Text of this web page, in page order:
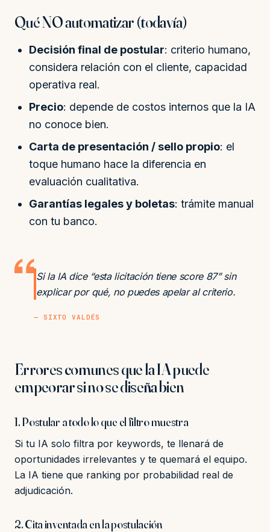
Qué NO automatizar (todavía)
Decisión final de postular: criterio humano,
considera relación con el cliente, capacidad
operativa real.
Precio: depende de costos internos que la IA
no conoce bien.
Carta de presentación / sello propio: el
toque humano hace la diferencia en
evaluación cualitativa.
Garantías legales y boletas: trámite manual
con tu banco.
Si la IA dice “esta licitación tiene score 87” sin
explicar por qué, no puedes apelar al criterio.
— SIXTO VALDÉS
Errores comunes que la IA puede
empeorar si no se diseña bien
1. Postular a todo lo que el filtro muestra
Si tu IA solo filtra por keywords, te llenará de
oportunidades irrelevantes y te quemará el equipo.
La IA tiene que ranking por probabilidad real de
adjudicación.
2. Cita inventada en la postulación